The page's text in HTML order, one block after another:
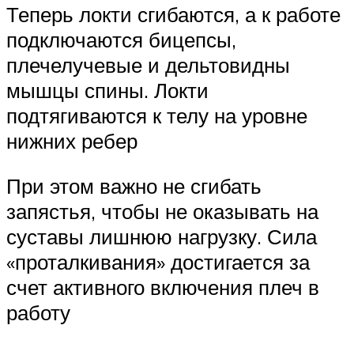
Теперь локти сгибаются, а к работе
подключаются бицепсы,
плечелучевые и дельтовидны
мышцы спины. Локти
подтягиваются к телу на уровне
нижних ребер
При этом важно не сгибать
запястья, чтобы не оказывать на
суставы лишнюю нагрузку. Сила
«проталкивания» достигается за
счет активного включения плеч в
работу